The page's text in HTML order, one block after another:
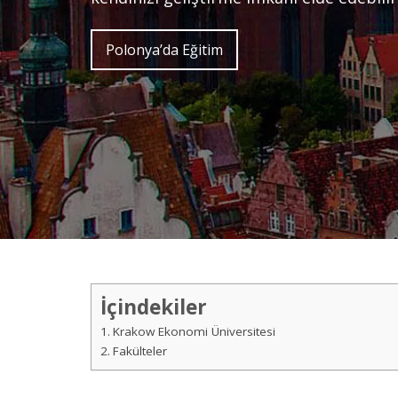
Polonya’da Eğitim
İçindekiler
Krakow Ekonomi Üniversitesi
Fakülteler